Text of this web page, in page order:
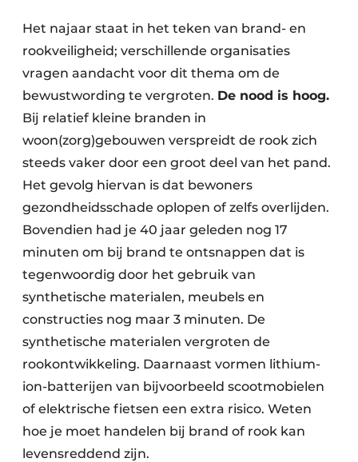
Het najaar staat in het teken van brand- en
rookveiligheid; verschillende organisaties
vragen aandacht voor dit thema om de
bewustwording te vergroten. De nood is hoog.
Bij relatief kleine branden in
woon(zorg)gebouwen verspreidt de rook zich
steeds vaker door een groot deel van het pand.
Het gevolg hiervan is dat bewoners
gezondheidsschade oplopen of zelfs overlijden.
Bovendien had je 40 jaar geleden nog 17
minuten om bij brand te ontsnappen dat is
tegenwoordig door het gebruik van
synthetische materialen, meubels en
constructies nog maar 3 minuten. De
synthetische materialen vergroten de
rookontwikkeling. Daarnaast vormen lithium-
ion-batterijen van bijvoorbeeld scootmobielen
of elektrische fietsen een extra risico. Weten
hoe je moet handelen bij brand of rook kan
levensreddend zijn.